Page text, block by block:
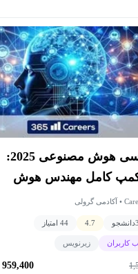
مهندسی هوش مصنوعی 2025:
کامل مهندس هوش
دانشجو 4.7 44 امتیاز
کاربران زیرنویس
959,400